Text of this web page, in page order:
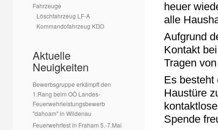
Fahrzeuge
Löschfahrzeug LF-A
Kommandofahrzeug KDO
Aktuelle
Neuigkeiten
Bewerbsgruppe erkämpft den
1.Rang beim OÖ Landes-
Feuerwehrleistungsbewerb
"dahoam" in Wildenau
Feuerwehrfest in Fraham 5.-7.Mai
heuer
alle
Aufgrund
Kontakt
Tragen
Es besteht
Haustüre
Spende